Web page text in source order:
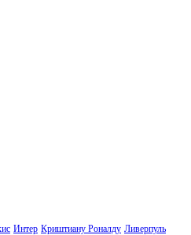
Интер Криштиану Роналду Ливерпуль